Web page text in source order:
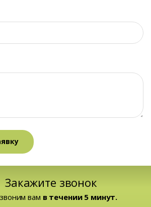
Закажите звонок
вам в течении 5 минут.